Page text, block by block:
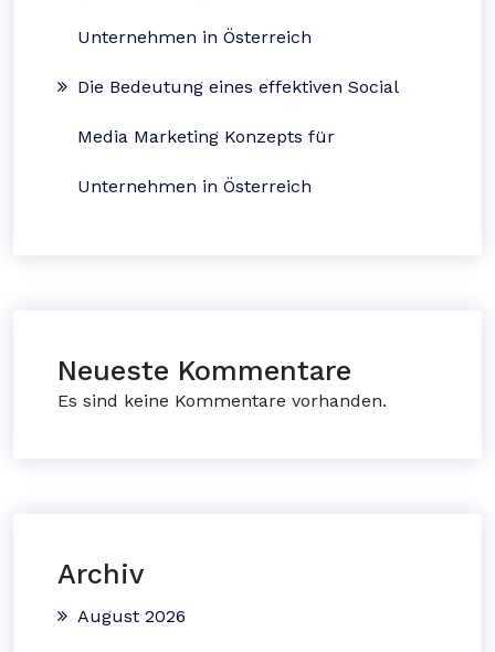
Unternehmen in Österreich
Die Bedeutung eines effektiven Social
Media Marketing Konzepts für
Unternehmen in Österreich
Neueste Kommentare
Es sind keine Kommentare vorhanden.
Archiv
August 2026